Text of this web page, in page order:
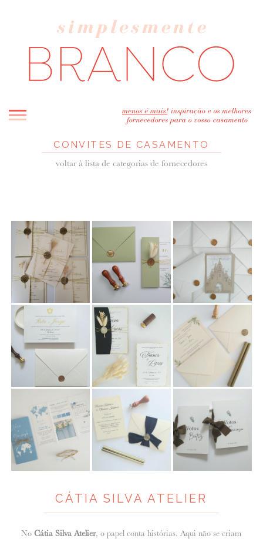
INICIO
BLOG
REAL WEDDINGS & EDITORIAIS
CASAVA-ME AQUI!
FORNECEDORES RECOMENDADOS
ANUNCIE CONNOSCO
CONVITES DE CASAMENTO
voltar à lista de categorias de fornecedores
CÁTIA SILVA ATELIER
NoCátia Silva Atelier, o papel conta histórias. Aqui não se criam